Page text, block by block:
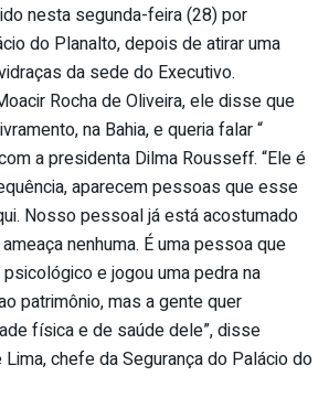
nesta segunda-feira (28) por
do Planalto, depois de atirar uma
da sede do Executivo.
Rocha de Oliveira, ele disse que
na Bahia, e queria falar “
a presidenta Dilma Rousseff. “Ele é
aparecem pessoas que esse
Nosso pessoal já está acostumado
nenhuma. É uma pessoa que
e jogou uma pedra na
patrimônio, mas a gente quer
física e de saúde dele”, disse
chefe da Segurança do Palácio do